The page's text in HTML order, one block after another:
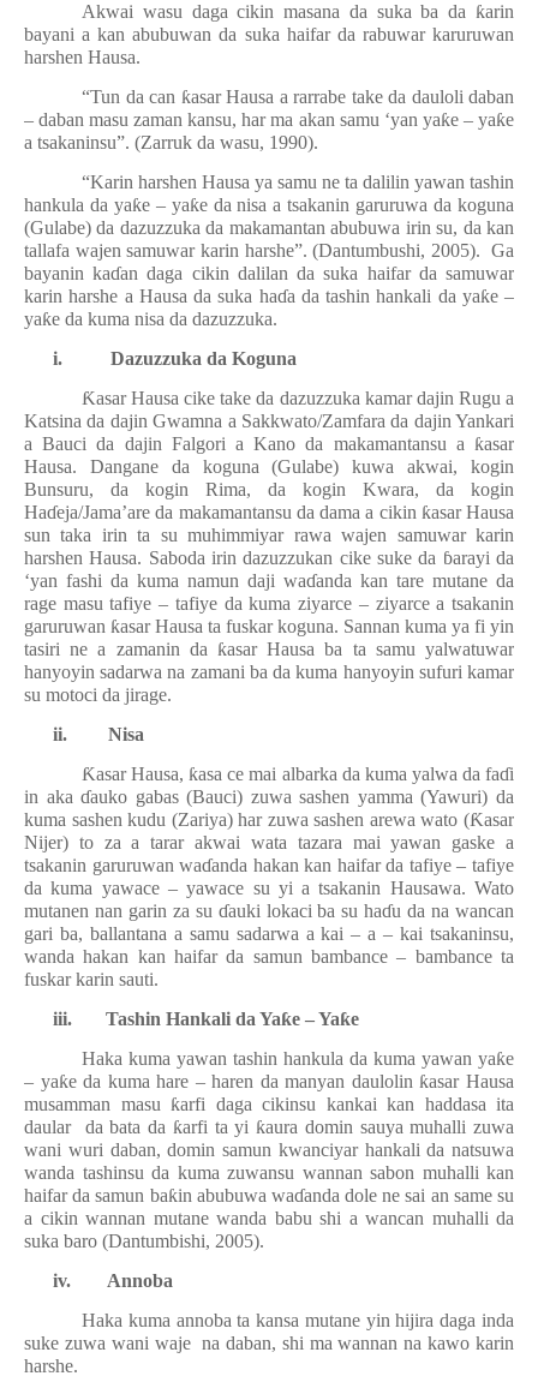
Akwai wasu daga cikin masana da suka ba da ƙarin
bayani a kan abubuwan da suka haifar da rabuwar karuruwan
harshen Hausa.
“Tun da can ƙasar Hausa a rarrabe take da dauloli daban
– daban masu zaman kansu, har ma akan samu ‘yan yaƙe – yaƙe
a tsakaninsu”. (Zarruk da wasu, 1990).
“Karin harshen Hausa ya samu ne ta dalilin yawan tashin
hankula da yaƙe – yaƙe da nisa a tsakanin garuruwa da koguna
(Gulabe) da dazuzzuka da makamantan abubuwa irin su, da kan
tallafa wajen samuwar karin harshe”. (Dantumbushi, 2005). Ga
bayanin kaɗan daga cikin dalilan da suka haifar da samuwar
karin harshe a Hausa da suka haɗa da tashin hankali da yaƙe –
yaƙe da kuma nisa da dazuzzuka.
i.
Dazuzzuka da Koguna
Ƙasar Hausa cike take da dazuzzuka kamar dajin Rugu a
Katsina da dajin Gwamna a Sakkwato/Zamfara da dajin Yankari
a Bauci da dajin Falgori a Kano da makamantansu a ƙasar
Hausa. Dangane da koguna (Gulabe) kuwa akwai, kogin
Bunsuru, da kogin Rima, da kogin Kwara, da kogin
Haɗeja/Jama’are da makamantansu da dama a cikin ƙasar Hausa
sun taka irin ta su muhimmiyar rawa wajen samuwar karin
harshen Hausa. Saboda irin dazuzzukan cike suke da ɓarayi da
‘yan fashi da kuma namun daji waɗanda kan tare mutane da
rage masu tafiye – tafiye da kuma ziyarce – ziyarce a tsakanin
garuruwan ƙasar Hausa ta fuskar koguna. Sannan kuma ya fi yin
tasiri ne a zamanin da ƙasar Hausa ba ta samu yalwatuwar
hanyoyin sadarwa na zamani ba da kuma hanyoyin sufuri kamar
su motoci da jirage.
ii.
Nisa
Ƙasar Hausa, ƙasa ce mai albarka da kuma yalwa da faɗi
in akaɗauko gabas (Bauci) zuwa sashen yamma (Yawuri) da
kuma sashen kudu (Zariya) har zuwa sashen arewa wato (Ƙasar
Nijer) to za a tarar akwai wata tazara mai yawan gaske a
tsakanin garuruwan waɗanda hakan kan haifar da tafiye – tafiye
da kuma yawace – yawace su yi a tsakanin Hausawa. Wato
mutanen nan garin za su ɗauki lokaci ba su haɗu da na wancan
gari ba, ballantana a samu sadarwa a kai – a – kai tsakaninsu,
wanda hakan kan haifar da samun bambance – bambance ta
fuskar karin sauti.
iii.
Tashin Hankali da Yaƙe – Yaƙe
Haka kuma yawan tashin hankula da kuma yawan yaƙe
– yaƙe da kuma hare – haren da manyan daulolin ƙasar Hausa
musamman masu ƙarfi daga cikinsu kankai kan haddasa ita
daular da bata da ƙarfi ta yi ƙaura domin sauya muhalli zuwa
wani wuri daban, domin samun kwanciyar hankali da natsuwa
wanda tashinsu da kuma zuwansu wannan sabon muhalli kan
haifar da samun baƙin abubuwa waɗanda dole ne sai an same su
a cikin wannan mutane wanda babu shi a wancan muhalli da
suka baro (Dantumbishi, 2005).
iv.
Annoba
Haka kuma annoba ta kansa mutane yin hijira daga inda
suke zuwa wani waje na daban, shi ma wannan na kawo karin
harshe.